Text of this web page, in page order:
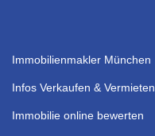
Immobilienmakler München
Infos Verkaufen & Vermieten
Immobilie online bewerten